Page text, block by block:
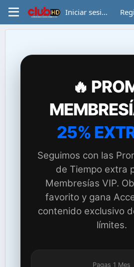
Iniciar sesión
🔥
25%
Seguimos con las
de Tiempo extra
Membresías VIP.
favorito y gana
contenido exclusivo
límites.
Pagas 1 Mes